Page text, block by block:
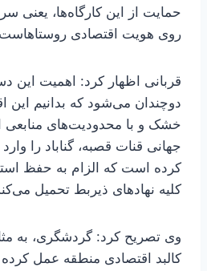
حمایت از این کارگاه‌ها، یعنی
روی هویت اقتصادی
قربانی اظهار کرد: اهمیت این
دوچندان می‌شود که بدانیم این
خشک و با محدودیت‌های
جهانی قنات قصبه، گناباد را
کرده است که الزام به حفظ
کلیه نهادهای ذیربط تحمیل
وی تصریح کرد: گردشگری، به